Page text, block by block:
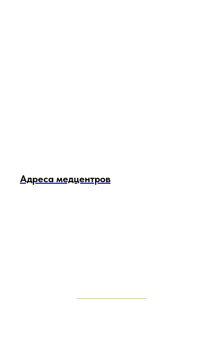
Адреса медцентров